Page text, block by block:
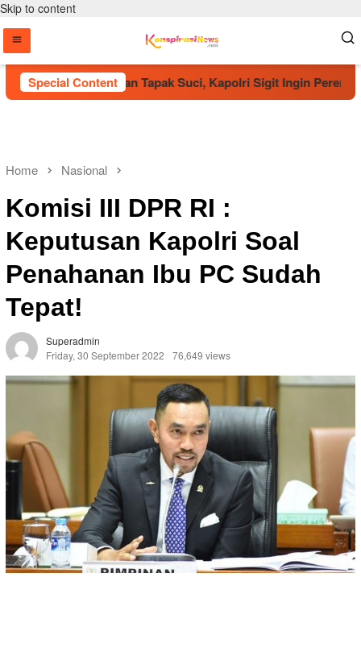
Skip to content
Special Content
Kehormatan Tapak Suci, Kapolri Sigit Ingin Pererat Sinergi
Home Nasional
Komisi III DPR RI :
Keputusan Kapolri Soal
Penahanan Ibu PC Sudah
Tepat!
Superadmin
Friday, 30 September 2022
76,649 views